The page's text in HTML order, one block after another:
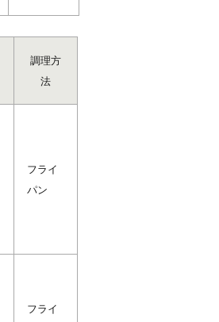
調理方
法
フライ
パン
フライ